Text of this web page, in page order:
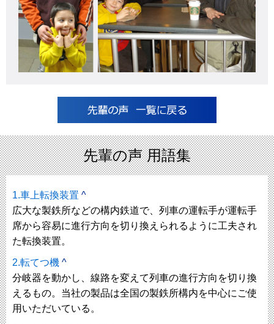
先輩の声 用語集
1.車上転換装置 ^
広大な製鉄所などの構内鉄道で、列車の運転手が運転手
席から容易に進行方向を切り換えられるように工夫され
た転換装置。
2.転てつ機 ^
分岐器を動かし、線路を変えて列車の進行方向を切り換
えるもの。当社の製品は全国の製鉄所構内を中心にご使
用いただいている。